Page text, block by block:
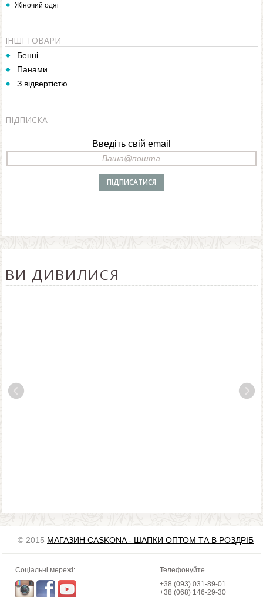
Жіночий одяг
ІНШІ ТОВАРИ
Бенні
Панами
З відвертістю
ПІДПИСКА
Введіть свій email
ВИ ДИВИЛИСЯ
© 2015 МАГАЗИН CASKONA - ШАПКИ ОПТОМ ТА В РОЗДРІБ
Соціальні мережі:
Телефонуйте
+38 (093) 031-89-01
+38 (068) 146-29-30